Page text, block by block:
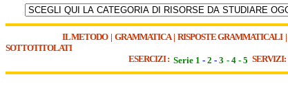
IL METODO| GRAMMATICA| RISPOSTE GRAMMATICALI|
SOTTOTITOLATI
ESERCIZI : Serie 1 - 2 - 3 - 4 - 5 SERVIZI: